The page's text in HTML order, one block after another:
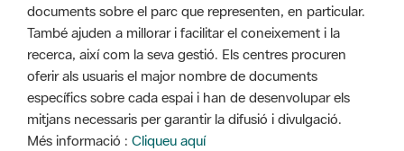
documents sobre el parc que representen, en particular.
També ajuden a millorar i facilitar el coneixement i la
recerca, així com la seva gestió. Els centres procuren
oferir als usuaris el major nombre de documents
específics sobre cada espai i han de desenvolupar els
mitjans necessaris per garantir la difusió i divulgació.
Més informació : Cliqueu aquí